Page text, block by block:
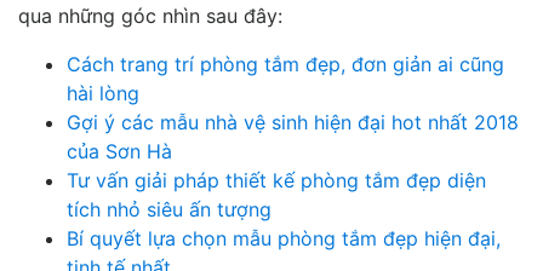
qua những góc nhìn sau đây:
Cách trang trí phòng tắm đẹp, đơn giản ai cũng
hài lòng
Gợi ý các mẫu nhà vệ sinh hiện đại hot nhất 2018
của Sơn Hà
Tư vấn giải pháp thiết kế phòng tắm đẹp diện
tích nhỏ siêu ấn tượng
Bí quyết lựa chọn mẫu phòng tắm đẹp hiện đại,